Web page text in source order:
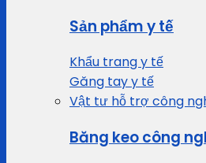
Sản phẩm y tế
Khẩu trang y tế
Găng tay y tế
Vật tư hỗ trợ công
Băng keo công